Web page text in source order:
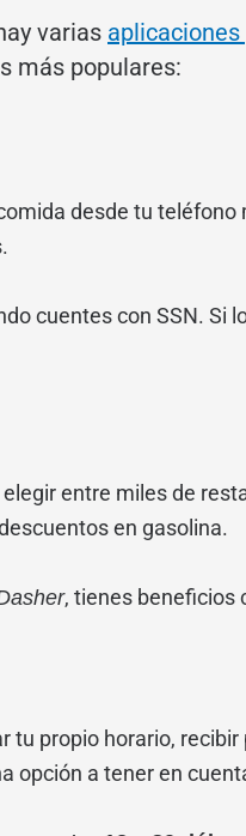
varias
más populares:
desde tu
cuentes con SSN. Si
entre miles de
en gasolina.
, tienes beneficios
propio horario,
opción a tener en